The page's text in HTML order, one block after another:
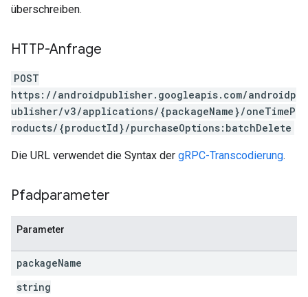
überschreiben.
HTTP-Anfrage
POST
https://androidpublisher.googleapis.com/androidp
ublisher/v3/applications/{packageName}/oneTimeP
roducts/{productId}/purchaseOptions:batchDelete
Die URL verwendet die Syntax der gRPC-Transcodierung.
Pfadparameter
Parameter
packageName
string